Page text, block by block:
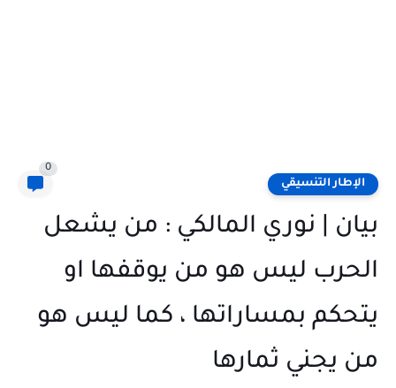
الإطار التنسيقي
0
بيان | نوري المالكي : من يشعل
الحرب ليس هو من يوقفها او
يتحكم بمساراتها ، كما ليس هو
من يجني ثمارها